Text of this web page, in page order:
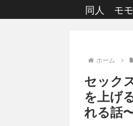
同人 モ
ホーム
セック
を上げ
れる話